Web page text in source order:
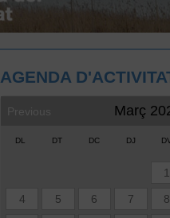
AGENDA
Previous Març
DL DT DC DJ
1
4 5 6 7 8